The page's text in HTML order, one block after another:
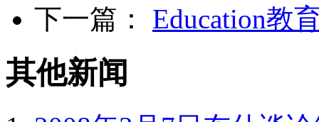
下一篇： Education教
其他新闻